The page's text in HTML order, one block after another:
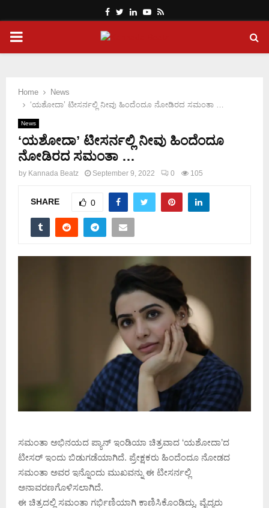
Facebook
Twitter
LinkedinYoutube
Rss
PRIMARY
Home
News
‘ಯಶೋದಾ’ ಟೀಸರ್ನಲ್ಲಿ ನೀವು ಹಿಂದೆಂದೂ ನೋಡಿರದ ಸಮಂತಾ …
News
‘ಯಶೋದಾ’ ಟೀಸರ್ನಲ್ಲಿ ನೀವು ಹಿಂದೆಂದೂ
ನೋಡಿರದ ಸಮಂತಾ …
by Kannada Beatz September 9, 2022 0 105
SHARE 0
ಸಮಂತಾ ಅಭಿನಯದ ಪ್ಯಾನ್ ಇಂಡಿಯಾ ಚಿತ್ರವಾದ ‘ಯಶೋದಾ’ದ
ಟೀಸರ್ ಇಂದು ಬಿಡುಗಡೆಯಾಗಿದೆ. ಪ್ರೇಕ್ಷಕರು ಹಿಂದೆಂದೂ ನೋಡದ
ಸಮಂತಾ ಅವರ ಇನ್ನೊಂದು ಮುಖವನ್ನು ಈ ಟೀಸರ್ನಲ್ಲಿ
ಅನಾವರಣಗೊಳಿಸಲಾಗಿದೆ.
ಈ ಚಿತ್ರದಲ್ಲಿ ಸಮಂತಾ ಗರ್ಭಿಣಿಯಾಗಿ ಕಾಣಿಸಿಕೊಂಡಿದ್ದು, ವೈದ್ಯರು